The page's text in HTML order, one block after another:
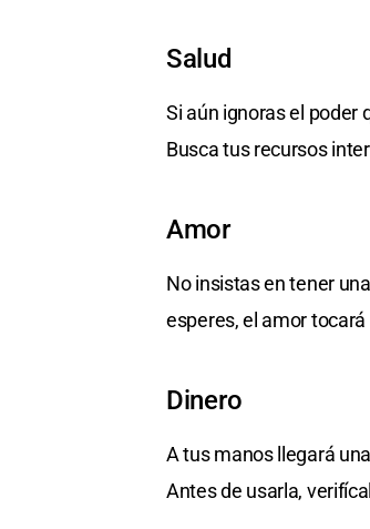
Salud
Si aún ignoras el poder
Busca tus recursos
Amor
No insistas en tener
esperes, el amor
Dinero
A tus manos llegará
Antes de usarla,